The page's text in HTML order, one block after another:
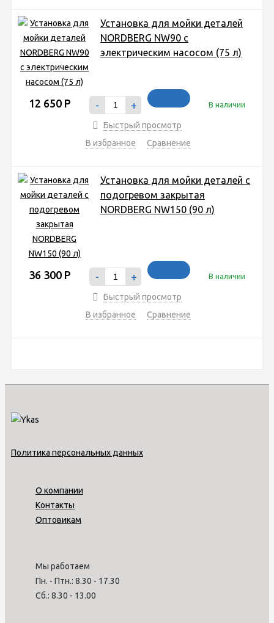
Установка для мойки деталей
NORDBERG NW90 с
электрическим насосом (75 л)
12 650 Р - + В наличии
Быстрый просмотр
В избранное
Сравнение
Установка для мойки деталей с
подогревом закрытая
NORDBERG NW150 (90 л)
36 300 Р - + В наличии
Быстрый просмотр
В избранное
Сравнение
Политика персональных данных
О компании
Контакты
Оптовикам
Мы работаем
Пн. - Птн.: 8.30 - 17.30
Сб.: 8.30 - 13.00